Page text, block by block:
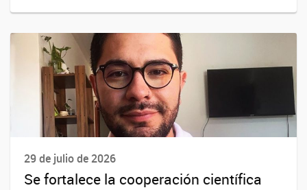
29 de julio de 2026
Se fortalece la cooperación científica